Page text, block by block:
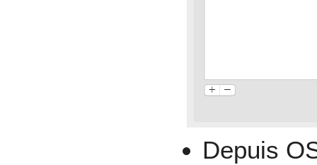
Depuis